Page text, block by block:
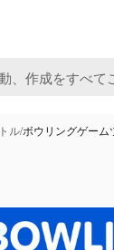
ル/ボウリングゲー